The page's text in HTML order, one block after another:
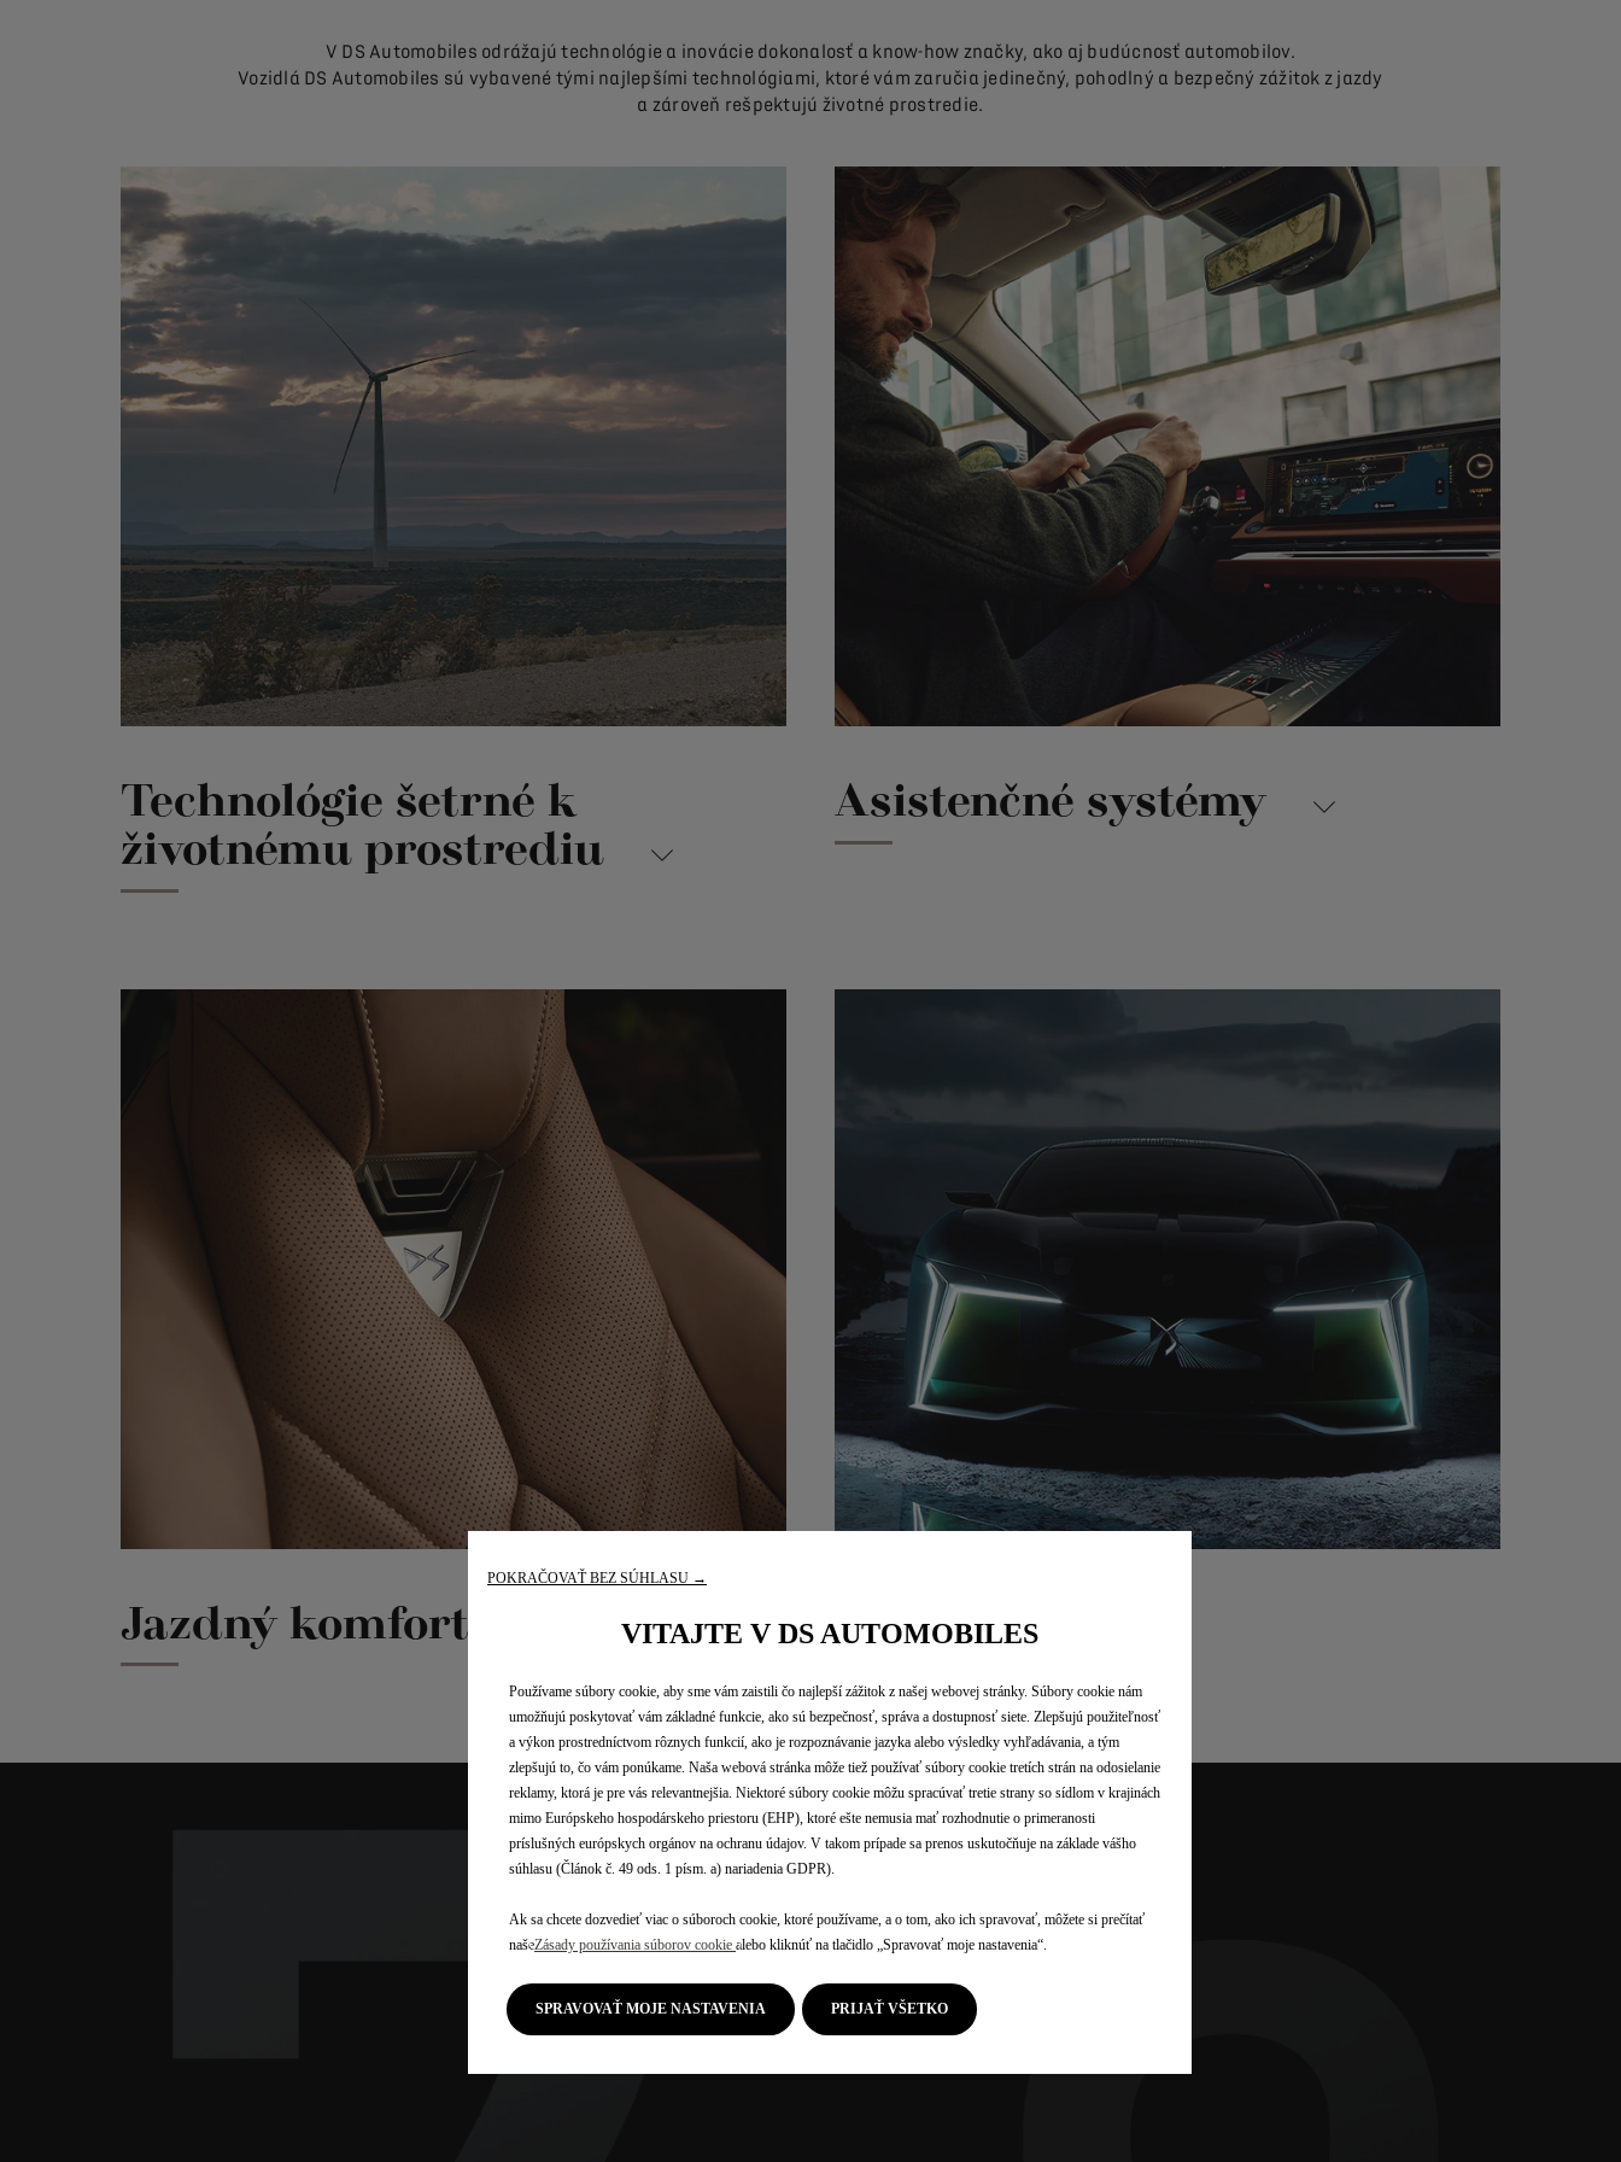
V DS Automobiles odrážajú technológie a inovácie dokonalosť a know-how značky, ako aj budúcnosť automobilov.
Vozidlá DS Automobiles sú vybavené tými najlepšími technológiami, ktoré vám zaručia jedinečný, pohodlný a bezpečný zážitok z jazdy
a zároveň rešpektujú životné prostredie.
Technológie šetrné k
životnému prostrediu
Asistenčné systémy
Jazdný komfort Koncepty DS
POKRAČOVAŤ BEZ SÚHLASU →
VITAJTE V DS AUTOMOBILES
Používame súbory cookie, aby sme vám zaistili čo najlepší zážitok z našej webovej stránky. Súbory cookie nám
umožňujú poskytovať vám základné funkcie, ako sú bezpečnosť, správa a dostupnosť siete. Zlepšujú použiteľnosť
a výkon prostredníctvom rôznych funkcií, ako je rozpoznávanie jazyka alebo výsledky vyhľadávania, a tým
zlepšujú to, čo vám ponúkame. Naša webová stránka môže tiež používať súbory cookie tretích strán na odosielanie
reklamy, ktorá je pre vás relevantnejšia. Niektoré súbory cookie môžu spracúvať tretie strany so sídlom v krajinách
mimo Európskeho hospodárskeho priestoru (EHP), ktoré ešte nemusia mať rozhodnutie o primeranosti
príslušných európskych orgánov na ochranu údajov. V takom prípade sa prenos uskutočňuje na základe vášho
súhlasu (Článok č. 49 ods. 1 písm. a) nariadenia GDPR).
Ak sa chcete dozvedieť viac o súboroch cookie, ktoré používame, a o tom, ako ich spravovať, môžete si prečítať
našeZásady používania súborov cookie alebo kliknúť na tlačidlo „Spravovať moje nastavenia“.
SPRAVOVAŤ MOJE NASTAVENIA PRIJAŤ VŠETKO